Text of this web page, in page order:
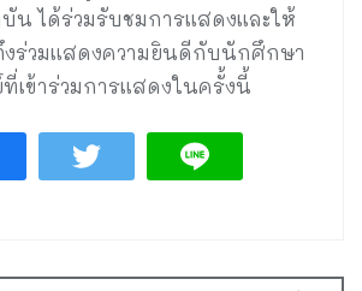
น ได้ร่วมรับชมการแสดงและให้
งร่วมแสดงความยินดีกับนักศึกษา
เข้าร่วมการแสดงในครั้งนี้